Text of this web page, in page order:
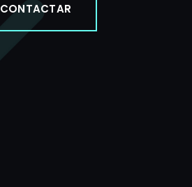
CONTACTAR